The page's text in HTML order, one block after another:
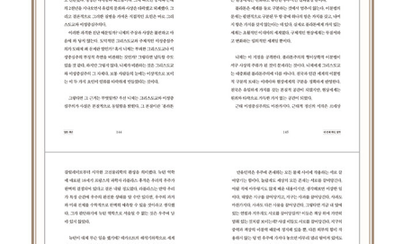
게 숙고함으로써 판단하게 된 스스로의 전망을 묻고 있는 것이다.
우리가 이 세상에 온 이유는, 현시대가 구획지어놓은 과학과 학문이
라는 영역 안에 머물며 거기서 인정받기 위해서가 아니다. 우리는 신
기한 것들을 만나고 놀라워하며 삶의 의미를 풍부하게 이해하기 위해
이 세상에 왔다. 합리주의라는 근현대의 기준 안에 당신의 드넓은 영
혼을 구겨 넣지 않기를 바란다.”
“소중한 것일수록 곁에 두어야 한다고 생각하는 사람이 있다. 가족은
함께 살아야 하고, 부부는 숨기는 게 없어야 하고, 자녀는 속마음을 부
모에게 말해야 하고, 연인은 모든 추억을 함께해야 하고, 친구는 나와